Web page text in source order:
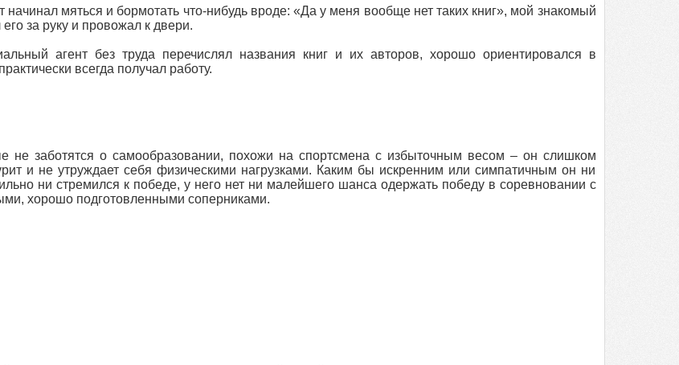
начинал мяться и бормотать что-нибудь вроде: «Да у меня вообще нет таких книг», мой знакомый
за руку и провожал к двери.
агент без труда перечислял названия книг и их авторов, хорошо ориентировался в
всегда получал работу.
не заботятся о самообразовании, похожи на спортсмена с избыточным весом – он слишком
и не утруждает себя физическими нагрузками. Каким бы искренним или симпатичным он ни
ни стремился к победе, у него нет ни малейшего шанса одержать победу в соревновании с
хорошо подготовленными соперниками.